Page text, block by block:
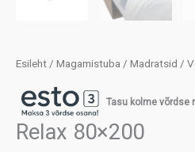
Esileht / Magamistuba / Madratsid /
Tasu kolme võrdse
Relax 80×200